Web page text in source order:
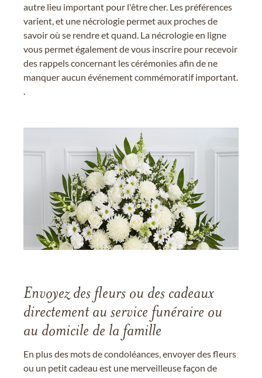
autre lieu important pour l'être cher. Les préférences
varient, et une nécrologie permet aux proches de
savoir où se rendre et quand. La nécrologie en ligne
vous permet également de vous inscrire pour recevoir
des rappels concernant les cérémonies afin de ne
manquer aucun événement commémoratif important.
Envoyez des fleurs ou des cadeaux
directement au service funéraire ou
au domicile de la famille
En plus des mots de condoléances, envoyer des fleurs
ou un petit cadeau est une merveilleuse façon de